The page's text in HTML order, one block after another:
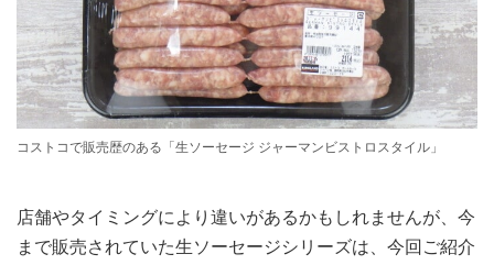
コストコで販売歴のある「生ソーセージ ジャーマンビストロスタイル」
店舗やタイミングにより違いがあるかもしれませんが、今
まで販売されていた生ソーセージシリーズは、今回ご紹介